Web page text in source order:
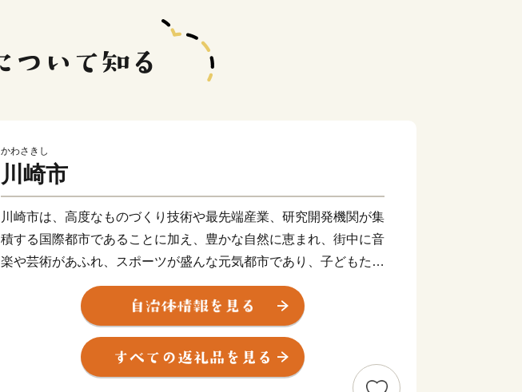
かわさきし
川崎市
川崎市は、高度なものづくり技術や最先端産業、研究開発機関が集
積する国際都市であることに加え、豊かな自然に恵まれ、街中に音
楽や芸術があふれ、スポーツが盛んな元気都市であり、子どもたち
や若者をはじめ、誰もが笑顔になれる「最幸のまち かわさき」を
目指し、さまざまな取組を進めています。
このような本市を「ぜひ応援したい！」と思ってくださる、本市出
身の方や本市の施策にご賛同くださる皆さまの想いを「ふるさと納